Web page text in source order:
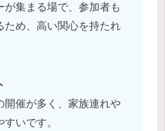
が集まる場で、参加者も
ため、高い関心を持たれ
開催が多く、家族連れや
いです。